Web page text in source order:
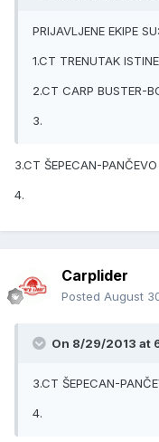
PRIJAVLJENE EKIPE SU:
1.CT TRENUTAK
2.CT CARP BUSTER-
3.
3.CT ŠEPECAN-PANČEVO
4.
Carplider
Posted August
On 8/29/2013 at
3.CT ŠEPECAN-
4.